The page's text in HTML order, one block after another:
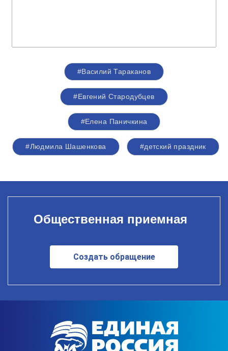
#Василий Тараканов
#Евгений Стародубцев
#Елена Паничкина
#Людмила Шашенкова #детский праздник
Общественная приемная
Создать обращение